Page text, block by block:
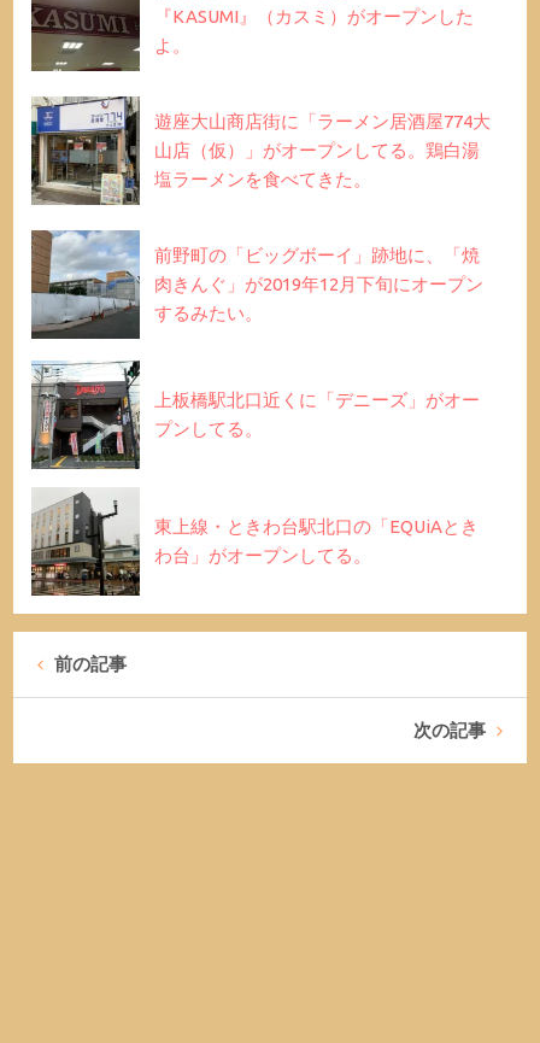
『KASUMI』（カスミ）がオープンした
よ。
遊座大山商店街に「ラーメン居酒屋774大
山店（仮）」がオープンしてる。鶏白湯
塩ラーメンを食べてきた。
前野町の「ビッグボーイ」跡地に、「焼
肉きんぐ」が2019年12月下旬にオープン
するみたい。
上板橋駅北口近くに「デニーズ」がオー
プンしてる。
東上線・ときわ台駅北口の「EQUiAとき
わ台」がオープンしてる。
前の記事
次の記事